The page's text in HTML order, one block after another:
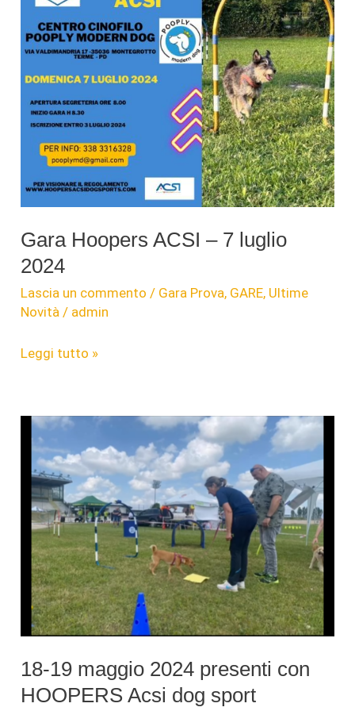
Gara Hoopers ACSI – 7 luglio
2024
Lascia un commento / Gara Prova, GARE, Ultime
Novità / admin
Gara
–
luglio
2024
Leggi tutto »
18-19 maggio 2024 presenti con
HOOPERS Acsi dog sport